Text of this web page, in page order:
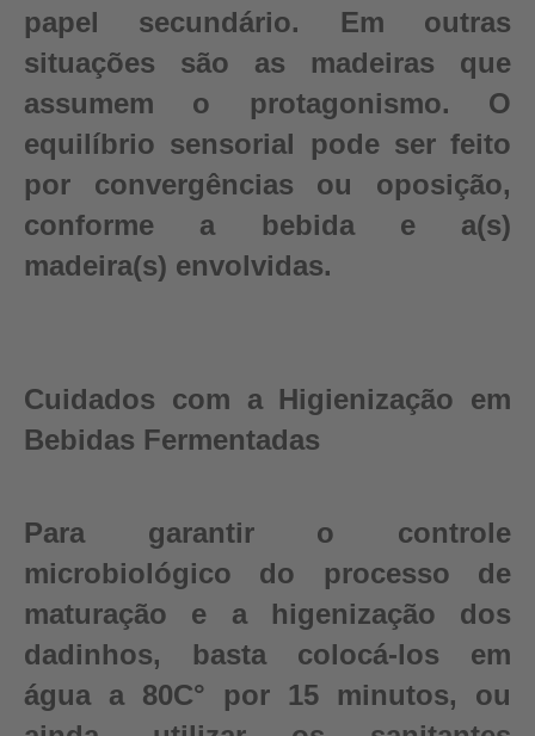
papel secundário. Em outras
situações são as madeiras que
assumem o protagonismo. O
equilíbrio sensorial pode ser feito
por convergências ou oposição,
conforme a bebida e a(s)
madeira(s) envolvidas.
Cuidados com a Higienização em
Bebidas Fermentadas
Para garantir o controle
microbiológico do processo de
maturação e a higenização dos
dadinhos, basta colocá-los em
água a 80C° por 15 minutos, ou